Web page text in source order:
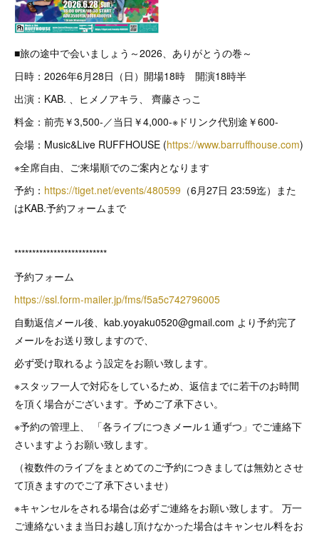
■旅の途中で会いましょう～2026、ありがとうの巻～
日時：2026年6月28日（日）開場18時 開演18時半
出演：KAB. 、ヒメノアキラ、 齊藤さっこ
料金：前売￥3,500-／当日￥4,000-※ドリンク代別途￥600-
会場：Music&Live RUFFHOUSE (https://www.barruffhouse.com)
※全席自由、ご来場順でのご案内となります
予約： https://tiget.net/events/480599 （6月27日 23:59迄）また
はKAB.予約フォームまで
**************************
予約フォーム
https://ssl.form-mailer.jp/fms/f5a5c742796005
自動返信メール後、kab.yoyaku0520@gmail.com より予約完了
メールをお送り致しますので、
必ず受け取れるよう設定をお願い致します。
※スタッフ一人で対応をしているため、返信までに若干のお時間
を頂く場合がございます。予めご了承下さい。
※予約の管理上、 「各ライブにつきメール１通ずつ」でご連絡下
さいますようお願い致します。
（複数件のライブをまとめてのご予約につきましては無効とさせ
て頂きますのでご了承下さいませ）
※キャンセルをされる場合は必ずご連絡をお願い致します。 万一
ご連絡ないまま当日お越し頂けなかった場合はキャンセル料をお